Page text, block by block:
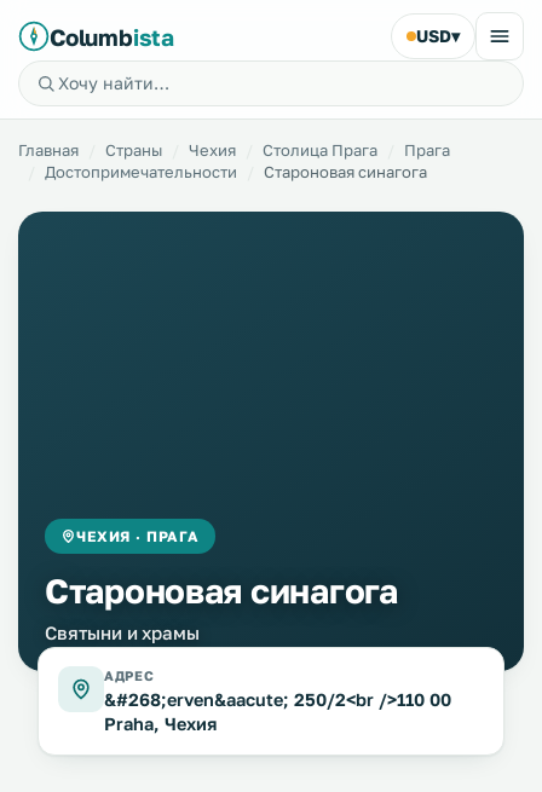
Columbista USD▾
Главная Страны Чехия Столица Прага
Прага
Достопримечательности
Староновая синагога
ЧЕХИЯ · ПРАГА
Староновая синагога
Святыни и храмы
АДРЕС
&#268;erven&aacute; 250/2<br />110 00
Praha, Чехия